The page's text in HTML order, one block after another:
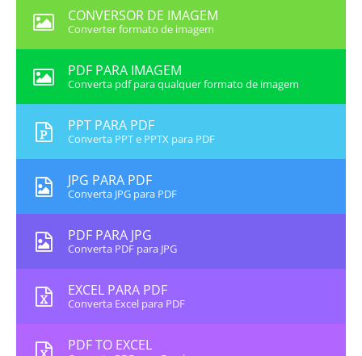
CONVERSOR DE IMAGEM
Converter formato de imagem
PDF PARA IMAGEM
Converta pdf para qualquer formato de imagem
PPT PARA PDF
Converta PPT e PPTX para PDF
JPG PARA PDF
Converta JPG para PDF
PDF PARA JPG
Converta PDF para JPG
EXCEL PARA PDF
Converta Excel para PDF
PDF TO EXCEL